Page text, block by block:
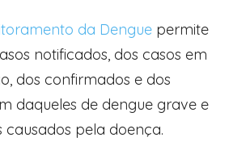
da Denguepermite
notificados, dos casos em
dos confirmados e dos
daqueles de dengue grave e
causados pela doença.